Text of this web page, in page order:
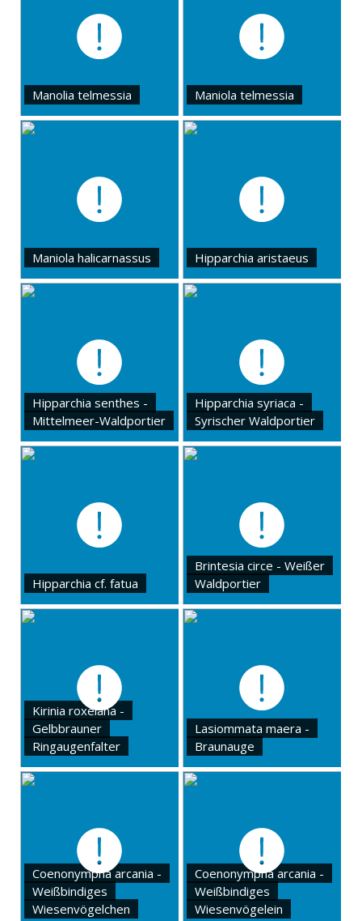
Manolia telmessia Maniola telmessia
Maniola halicarnassus Hipparchia aristaeus
Hipparchia senthes -
Mittelmeer-Waldportier
Hipparchia syriaca -
Syrischer Waldportier
Hipparchia cf. fatua
Brintesia circe - Weißer
Waldportier
Kirinia roxelana -
Gelbbrauner
Ringaugenfalter
Lasiommata maera -
Braunauge
Coenonympha arcania -
Weißbindiges
Wiesenvögelchen
Coenonympha arcania -
Weißbindiges
Wiesenvögelein